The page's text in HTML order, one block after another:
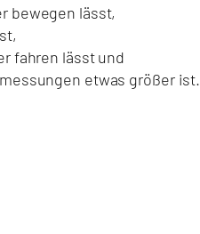
bewegen lässt,
fahren lässt und
etwas größer ist.